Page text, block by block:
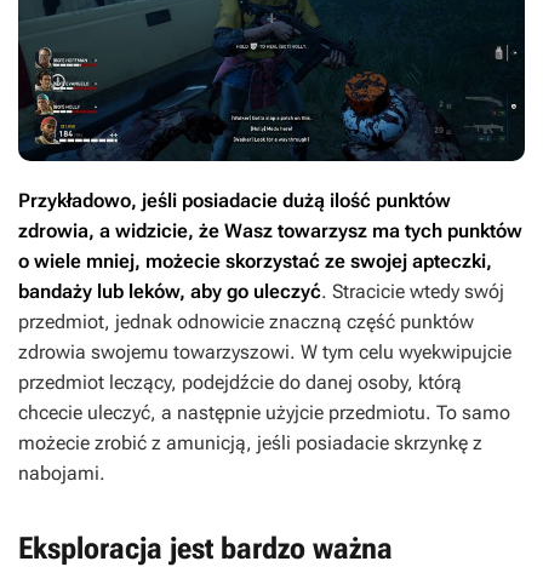
Przykładowo, jeśli posiadacie dużą ilość punktów
zdrowia, a widzicie, że Wasz towarzysz ma tych punktów
o wiele mniej, możecie skorzystać ze swojej apteczki,
bandaży lub leków, aby go uleczyć. Stracicie wtedy swój
przedmiot, jednak odnowicie znaczną część punktów
zdrowia swojemu towarzyszowi. W tym celu wyekwipujcie
przedmiot leczący, podejdźcie do danej osoby, którą
chcecie uleczyć, a następnie użyjcie przedmiotu. To samo
możecie zrobić z amunicją, jeśli posiadacie skrzynkę z
nabojami.
Eksploracja jest bardzo ważna